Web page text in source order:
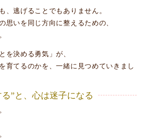
、逃げることでもありません。
思いを同じ方向に整えるための、
を決める勇気」が、
育てるのかを、一緒に見つめていきまし
”と、心は迷子になる